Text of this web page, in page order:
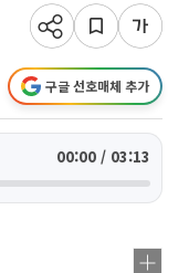
구글 선호매체 추가
00:00 / 03:13